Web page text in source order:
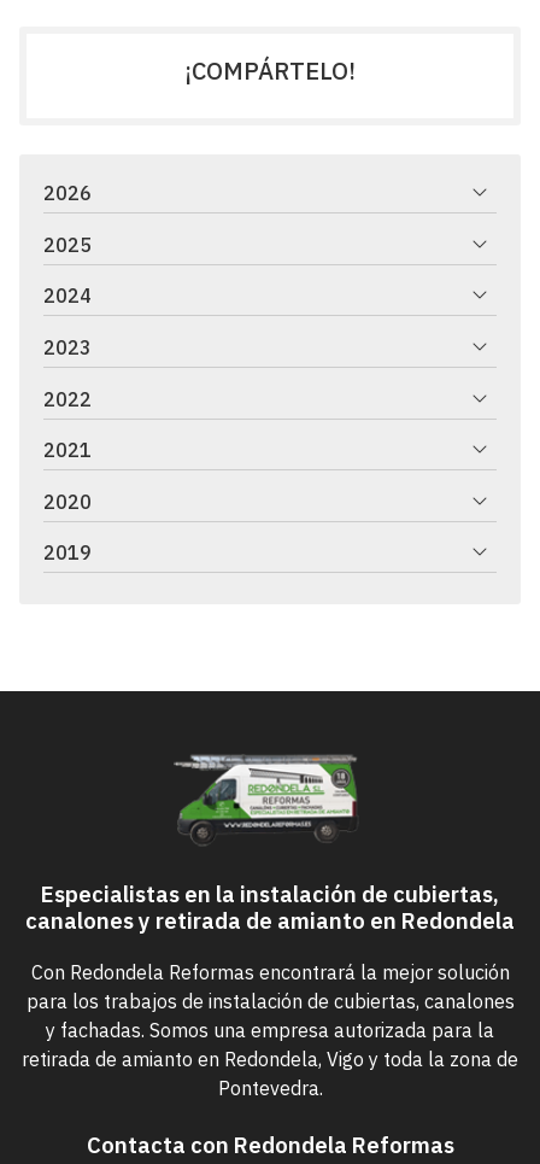
¡COMPÁRTELO!
2026
2025
2024
2023
2022
2021
2020
2019
Especialistas en la instalación de cubiertas,
canalones y retirada de amianto en Redondela
Con Redondela Reformas encontrará la mejor solución
para los trabajos de instalación de cubiertas, canalones
y fachadas. Somos una empresa autorizada para la
retirada de amianto en Redondela, Vigo y toda la zona de
Pontevedra.
Contacta con Redondela Reformas